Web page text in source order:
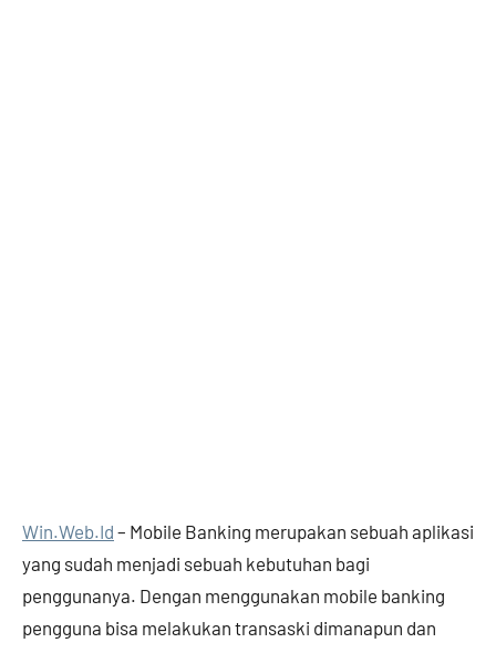
Win.Web.Id – Mobile Banking merupakan sebuah aplikasi
yang sudah menjadi sebuah kebutuhan bagi
penggunanya. Dengan menggunakan mobile banking
pengguna bisa melakukan transaski dimanapun dan